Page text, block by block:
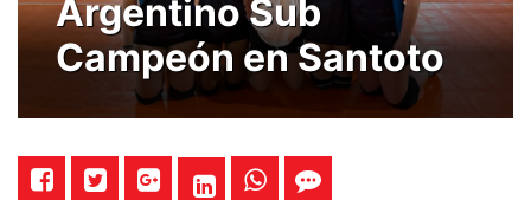
Argentino Sub
Campeón en Santoto